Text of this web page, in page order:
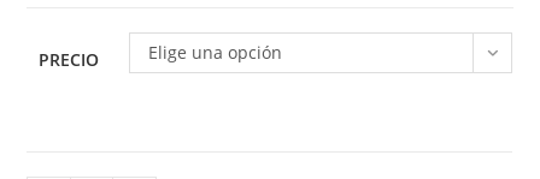
PRECIO Elige una opción